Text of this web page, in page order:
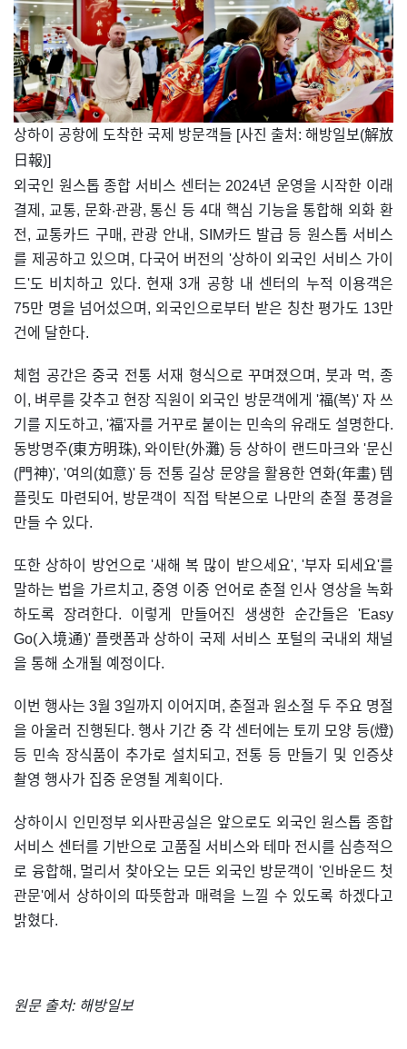
​상하이 공항에 도착한 국제 방문객들 [사진 출처: 해방일보(解放
日報)]
외국인 원스톱 종합 서비스 센터는 2024년 운영을 시작한 이래
결제, 교통, 문화·관광, 통신 등 4대 핵심 기능을 통합해 외화 환
전, 교통카드 구매, 관광 안내, SIM카드 발급 등 원스톱 서비스
를 제공하고 있으며, 다국어 버전의 '상하이 외국인 서비스 가이
드'도 비치하고 있다. 현재 3개 공항 내 센터의 누적 이용객은
75만 명을 넘어섰으며, 외국인으로부터 받은 칭찬 평가도 13만
건에 달한다.
체험 공간은 중국 전통 서재 형식으로 꾸며졌으며, 붓과 먹, 종
이, 벼루를 갖추고 현장 직원이 외국인 방문객에게 '福(복)' 자 쓰
기를 지도하고, '福'자를 거꾸로 붙이는 민속의 유래도 설명한다.
동방명주(東方明珠), 와이탄(外灘) 등 상하이 랜드마크와 '문신
(門神)', '여의(如意)' 등 전통 길상 문양을 활용한 연화(年畫) 템
플릿도 마련되어, 방문객이 직접 탁본으로 나만의 춘절 풍경을
만들 수 있다.
또한 상하이 방언으로 '새해 복 많이 받으세요', '부자 되세요'를
말하는 법을 가르치고, 중영 이중 언어로 춘절 인사 영상을 녹화
하도록 장려한다. 이렇게 만들어진 생생한 순간들은 'Easy
Go(入境通)' 플랫폼과 상하이 국제 서비스 포털의 국내외 채널
을 통해 소개될 예정이다.
이번 행사는 3월 3일까지 이어지며, 춘절과 원소절 두 주요 명절
을 아울러 진행된다. 행사 기간 중 각 센터에는 토끼 모양 등(燈)
등 민속 장식품이 추가로 설치되고, 전통 등 만들기 및 인증샷
촬영 행사가 집중 운영될 계획이다.
상하이시 인민정부 외사판공실은 앞으로도 외국인 원스톱 종합
서비스 센터를 기반으로 고품질 서비스와 테마 전시를 심층적으
로 융합해, 멀리서 찾아오는 모든 외국인 방문객이 '인바운드 첫
관문'에서 상하이의 따뜻함과 매력을 느낄 수 있도록 하겠다고
밝혔다.
원문 출처: 해방일보